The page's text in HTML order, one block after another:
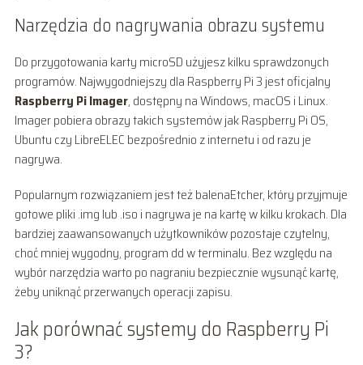
Narzędzia do nagrywania obrazu systemu
Do przygotowania karty microSD użyjesz kilku sprawdzonych
programów. Najwygodniejszy dla Raspberry Pi 3 jest oficjalny
Raspberry Pi Imager, dostępny na Windows, macOS i Linux.
Imager pobiera obrazy takich systemów jak Raspberry Pi OS,
Ubuntu czy LibreELEC bezpośrednio z internetu i od razu je
nagrywa.
Popularnym rozwiązaniem jest też balenaEtcher, który przyjmuje
gotowe pliki .img lub .iso i nagrywa je na kartę w kilku krokach. Dla
bardziej zaawansowanych użytkowników pozostaje czytelny,
choć mniej wygodny, program dd w terminalu. Bez względu na
wybór narzędzia warto po nagraniu bezpiecznie wysunąć kartę,
żeby uniknąć przerwanych operacji zapisu.
Jak porównać systemy do Raspberry Pi
3?